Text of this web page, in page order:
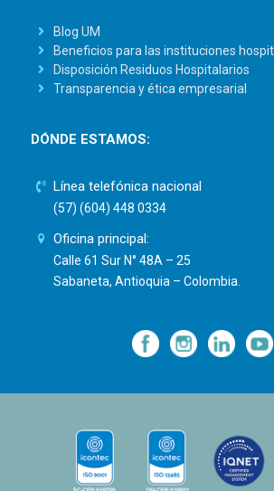
Blog UM
Beneficios para las instituciones
Disposición Residuos Hospitalarios
Transparencia y ética empresarial
DÓNDE ESTAMOS:
Línea telefónica nacional
(57) (604) 448 0334
Oficina principal:
Calle 61 Sur N° 48A – 25
Sabaneta, Antioquia – Colombia.
— — —